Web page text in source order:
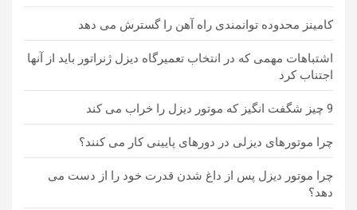
کامینز محدوده توانمندی راه آهن را گسترش می دهد
اشتباهات مهمی که در انتخاب تعمیرگاه دیزل ژنراتور باید از آنها
اجتناب کرد
9 چیز شگفت انگیز که موتور دیزل را خراب می کند
چرا موتورهای دیزلی در دورهای پایینی کار می کنند؟
چرا موتور دیزل پس از داغ شدن قدرت خود را از دست می
دهد؟